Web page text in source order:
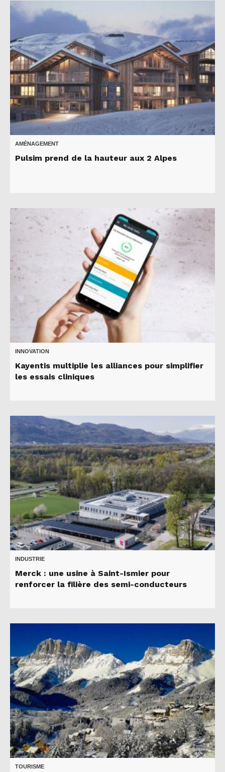
AMÉNAGEMENT
Pulsim prend de la hauteur aux 2 Alpes
INNOVATION
Kayentis multiplie les alliances pour simplifier
les essais cliniques
INDUSTRIE
Merck : une usine à Saint-Ismier pour
renforcer la filière des semi-conducteurs
TOURISME